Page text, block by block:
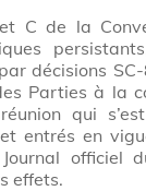
C de la
décisions
Parties à la
qui
entrés en
officiel
effets.